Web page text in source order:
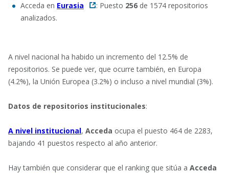
Acceda en Eurasia : Puesto 256 de 1574 repositorios
analizados.
A nivel nacional ha habido un incremento del 12.5% de
repositorios. Se puede ver, que ocurre también, en Europa
(4.2%), la Unión Europea (3.2%) o incluso a nivel mundial (3%).
Datos de repositorios institucionales:
A nivel institucional, Acceda ocupa el puesto 464 de 2283,
bajando 41 puestos respecto al año anterior.
Hay también que considerar que el ranking que sitúa a Acceda